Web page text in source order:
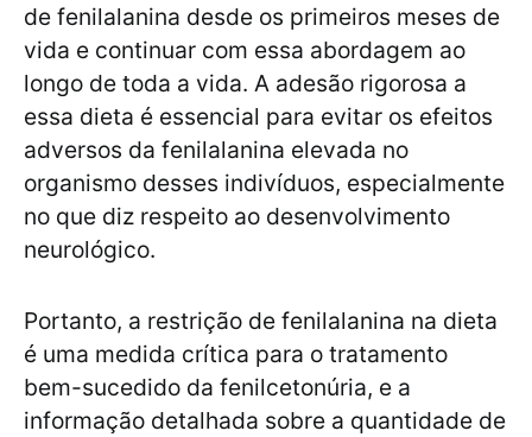
de fenilalanina desde os primeiros meses de
vida e continuar com essa abordagem ao
longo de toda a vida. A adesão rigorosa a
essa dieta é essencial para evitar os efeitos
adversos da fenilalanina elevada no
organismo desses indivíduos, especialmente
no que diz respeito ao desenvolvimento
neurológico.
Portanto, a restrição de fenilalanina na dieta
é uma medida crítica para o tratamento
bem-sucedido da fenilcetonúria, e a
informação detalhada sobre a quantidade de